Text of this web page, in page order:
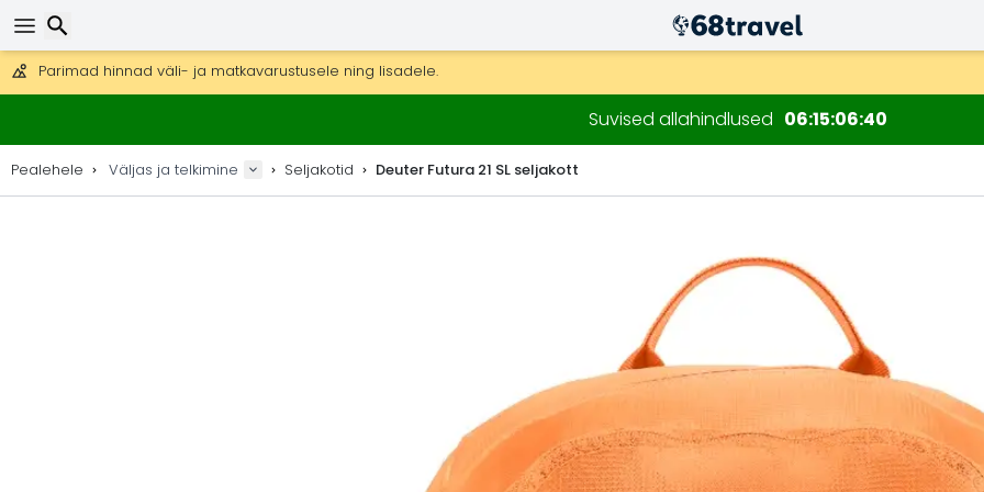
Tasuta kohaletoimetamine tellimustele üle 99 €.
Saab saata ka DHL Expressi kaudu (kohaletoimetamine 24 tunni jooksul)
30 päeva tagastamiseks, 90 päeva puidust kaartide ja dekoratsioonide jaoks.
Suvised allahindlused 06 15 06 39
Pealehele Väljas ja telkimine Seljakotid Deuter Futura 21 SL seljakott